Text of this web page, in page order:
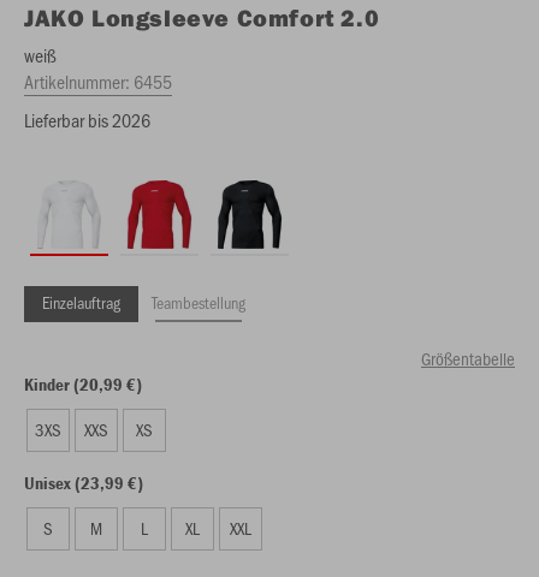
JAKO Longsleeve Comfort 2.0
weiß
Artikelnummer: 6455
Lieferbar bis 2026
Einzelauftrag Teambestellung
Größentabelle
Kinder (20,99 €)
3XS XXS XS
Unisex (23,99 €)
S M L XL XXL